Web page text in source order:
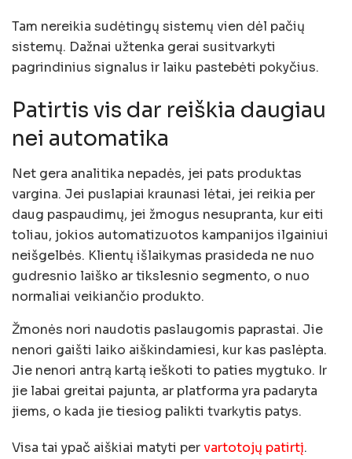
Tam nereikia sudėtingų sistemų vien dėl pačių
sistemų. Dažnai užtenka gerai susitvarkyti
pagrindinius signalus ir laiku pastebėti pokyčius.
Patirtis vis dar reiškia daugiau
nei automatika
Net gera analitika nepadės, jei pats produktas
vargina. Jei puslapiai kraunasi lėtai, jei reikia per
daug paspaudimų, jei žmogus nesupranta, kur eiti
toliau, jokios automatizuotos kampanijos ilgainiui
neišgelbės. Klientų išlaikymas prasideda ne nuo
gudresnio laiško ar tikslesnio segmento, o nuo
normaliai veikiančio produkto.
Žmonės nori naudotis paslaugomis paprastai. Jie
nenori gaišti laiko aiškindamiesi, kur kas paslėpta.
Jie nenori antrą kartą ieškoti to paties mygtuko. Ir
jie labai greitai pajunta, ar platforma yra padaryta
jiems, o kada jie tiesiog palikti tvarkytis patys.
Visa tai ypač aiškiai matyti pervartotojų patirtį.